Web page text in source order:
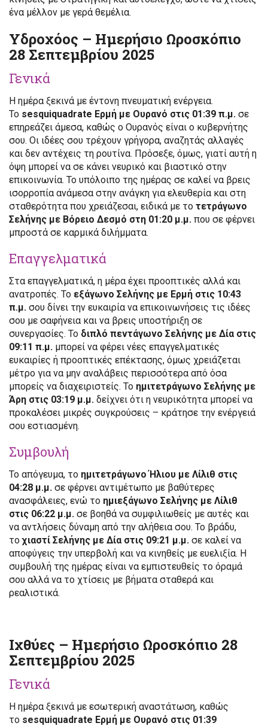
ένα μέλλον με γερά θεμέλια.
Υδροχόος – Ημερήσιο Ωροσκόπιο
28 Σεπτεμβρίου 2025
Γενικά
Η ημέρα ξεκινά με έντονη πνευματική ενέργεια.
Το sesquiquadrate Ερμή με Ουρανό στις 01:39 π.μ. σε
επηρεάζει άμεσα, καθώς ο Ουρανός είναι ο κυβερνήτης
σου. Οι ιδέες σου τρέχουν γρήγορα, αναζητάς αλλαγές
και δεν αντέχεις τη ρουτίνα. Πρόσεξε, όμως, γιατί αυτή η
όψη μπορεί να σε κάνει νευρικό και βιαστικό στην
επικοινωνία. Το υπόλοιπο της ημέρας σε καλεί να βρεις
ισορροπία ανάμεσα στην ανάγκη για ελευθερία και στη
σταθερότητα που χρειάζεσαι, ειδικά με το τετράγωνο
Σελήνης με Βόρειο Δεσμό στη 01:20 μ.μ. που σε φέρνει
μπροστά σε καρμικά διλήμματα.
Επαγγελματικά
Στα επαγγελματικά, η μέρα έχει προοπτικές αλλά και
ανατροπές. Το εξάγωνο Σελήνης με Ερμή στις 10:43
π.μ. σου δίνει την ευκαιρία να επικοινωνήσεις τις ιδέες
σου με σαφήνεια και να βρεις υποστήριξη σε
συνεργασίες. Το διπλό πεντάγωνο Σελήνης με Δία στις
09:11 π.μ. μπορεί να φέρει νέες επαγγελματικές
ευκαιρίες ή προοπτικές επέκτασης, όμως χρειάζεται
μέτρο για να μην αναλάβεις περισσότερα από όσα
μπορείς να διαχειριστείς. Το ημιτετράγωνο Σελήνης με
Άρη στις 03:19 μ.μ. δείχνει ότι η νευρικότητα μπορεί να
προκαλέσει μικρές συγκρούσεις – κράτησε την ενέργειά
σου εστιασμένη.
Συμβουλή
Το απόγευμα, το ημιτετράγωνο Ήλιου με Λίλιθ στις
04:28 μ.μ. σε φέρνει αντιμέτωπο με βαθύτερες
ανασφάλειες, ενώ το ημιεξάγωνο Σελήνης με Λίλιθ
στις 06:22 μ.μ. σε βοηθά να συμφιλιωθείς με αυτές και
να αντλήσεις δύναμη από την αλήθεια σου. Το βράδυ,
τοχιαστί Σελήνης με Δία στις 09:21 μ.μ. σε καλεί να
αποφύγεις την υπερβολή και να κινηθείς με ευελιξία. Η
συμβουλή της ημέρας είναι να εμπιστευθείς το όραμά
σου αλλά να το χτίσεις με βήματα σταθερά και
ρεαλιστικά.
Ιχθύες – Ημερήσιο Ωροσκόπιο 28
Σεπτεμβρίου 2025
Γενικά
Η ημέρα ξεκινά με εσωτερική αναστάτωση, καθώς
το sesquiquadrate Ερμή με Ουρανό στις 01:39